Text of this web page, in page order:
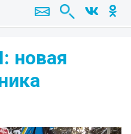
новая